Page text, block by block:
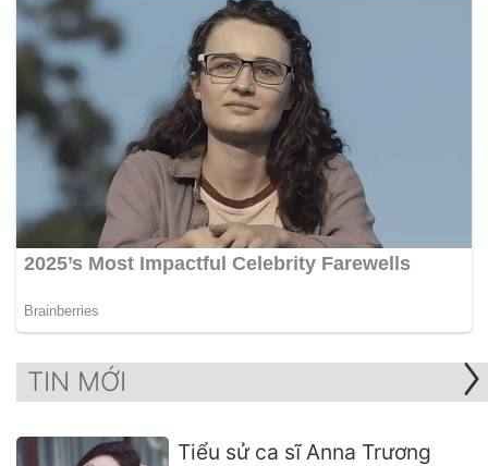
TIN MỚI
Tiểu sử ca sĩ Anna Trương